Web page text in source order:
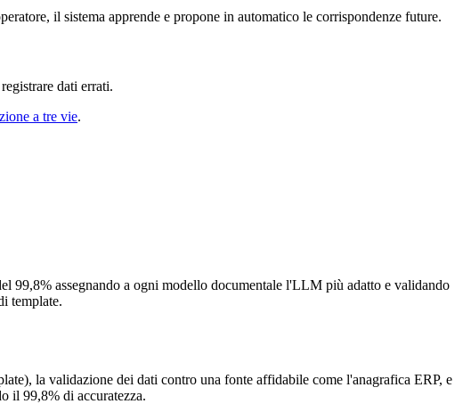
il sistema apprende e propone in automatico le corrispondenze future.
dati errati.
a tre vie.
99,8% assegnando a ogni modello documentale l'LLM più adatto e validando
template.
la validazione dei dati contro una fonte affidabile come l'anagrafica ERP, e
il 99,8% di accuratezza.